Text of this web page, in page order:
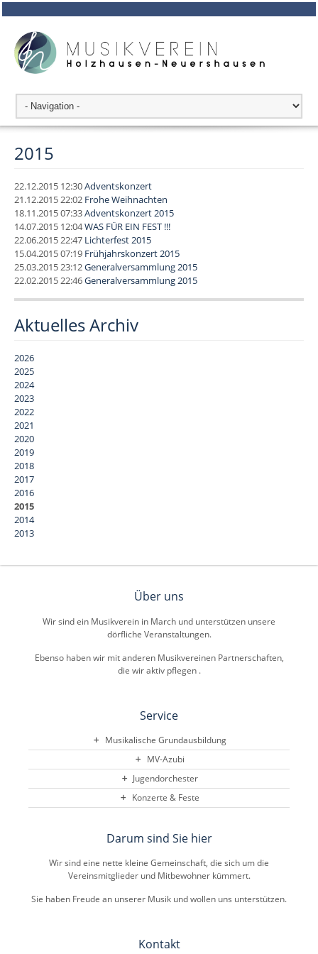
2015
22.12.2015 12:30Adventskonzert
21.12.2015 22:02 Frohe Weihnachten
18.11.2015 07:33Adventskonzert 2015
14.07.2015 12:04WAS FÜR EIN FEST !!!
22.06.2015 22:47 Lichterfest 2015
15.04.2015 07:19 Frühjahrskonzert 2015
25.03.2015 23:12Generalversammlung 2015
22.02.2015 22:46Generalversammlung 2015
Aktuelles Archiv
2026
2025
2024
2023
2022
2021
2020
2019
2018
2017
2016
2015
2014
2013
Über uns
Wir sind ein Musikverein in March und unterstützen unsere
dörfliche Veranstaltungen.
Ebenso haben wir mit anderen Musikvereinen Partnerschaften,
die wir aktiv pflegen .
Service
Musikalische Grundausbildung
MV-Azubi
Jugendorchester
Konzerte & Feste
Darum sind Sie hier
Wir sind eine nette kleine Gemeinschaft, die sich um die
Vereinsmitglieder und Mitbewohner kümmert.
Sie haben Freude an unserer Musik und wollen uns unterstützen.
Kontakt